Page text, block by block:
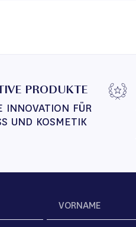
PRODUKTE
INNOVATION FÜR
UND KOSMETIK